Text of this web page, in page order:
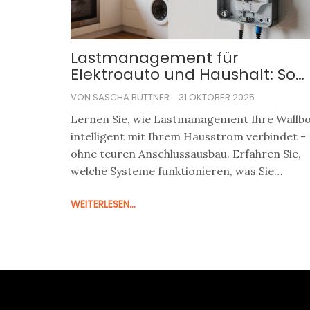
Lastmanagement für
Elektroauto und Haushalt: So
integrieren Sie Ihre Wallbox
richtig
VON SASCHA BÜTTNER 31 OKTOBER 2025
Lernen Sie, wie Lastmanagement Ihre
intelligent mit Ihrem Hausstrom verbindet -
ohne teuren Anschlussausbau. Erfahren Sie,
welche Systeme funktionieren, was Sie
WEITERLESEN...